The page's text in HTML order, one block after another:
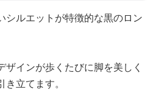
シルエットが特徴的な黒のロン
インが歩くたびに脚を美しく
立てます。